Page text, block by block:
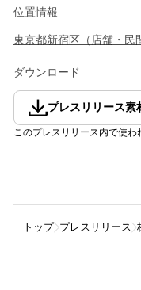
位置情報
東京都新宿区 （ 店舗・民
ダウンロード
プレスリリース素
このプレスリリース内で使
トップ プレスリリース